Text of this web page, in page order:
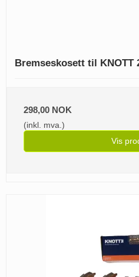
Bremseskosett til KNOTT
298,00 NOK
(inkl. mva.)
Vis